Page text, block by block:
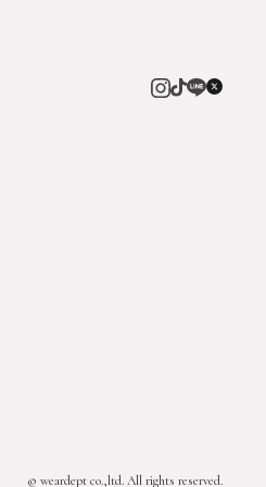
© weardept co.,ltd. All rights reserved.